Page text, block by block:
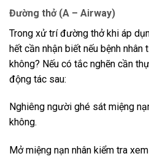
Đường thở (A – Airway)
Trong xử trí đường thở khi áp
hết cần nhận biết nếu bệnh
không? Nếu có tắc nghẽn cần
động tác sau:
Nghiêng người ghé sát miệng
không.
Mở miệng nạn nhân kiểm tra